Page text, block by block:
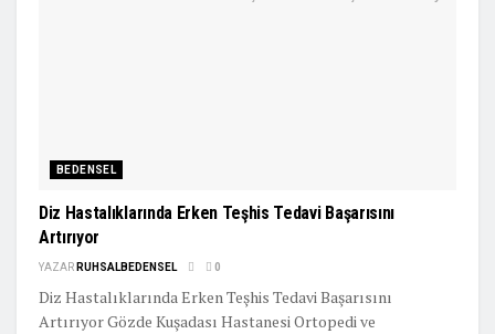
BEDENSEL
Diz Hastalıklarında Erken Teşhis Tedavi Başarısını
Artırıyor
YAZAR RUHSALBEDENSEL 0
Diz Hastalıklarında Erken Teşhis Tedavi Başarısını
Artırıyor Gözde Kuşadası Hastanesi Ortopedi ve